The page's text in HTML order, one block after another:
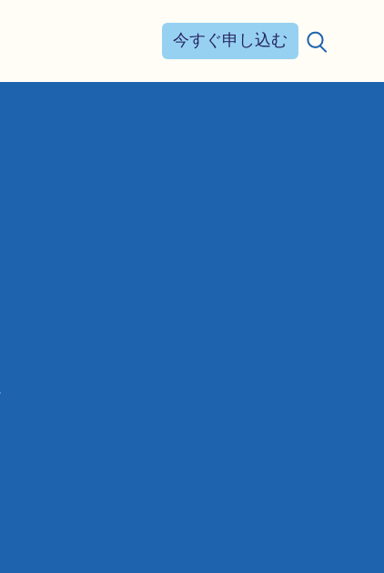
今すぐ申し込む
検索する：